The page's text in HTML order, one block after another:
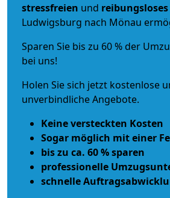
stressfreien und reibungsloses
Ludwigsburg nach Mönau
Sparen Sie bis zu 60 % der
bei uns!
Holen Sie sich jetzt kostenlose
unverbindliche Angebote.
Keine versteckten Kosten
Sogar möglich mit einer
bis zu ca. 60 % sparen
professionelle
schnelle